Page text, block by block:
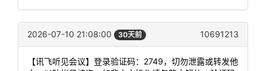
2026-07-10 21:08:00 30天前 10691213
【讯飞听见会议】登录验证码：2749，切勿泄露或转发他